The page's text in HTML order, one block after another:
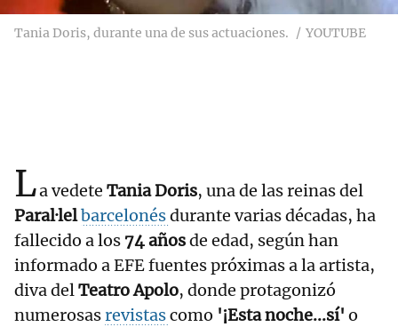
Tania Doris, durante una de sus actuaciones. YOUTUBE
La vedete Tania Doris, una de las reinas del
Paral·lelbarcelonésdurante varias décadas, ha
fallecido a los 74 añosde edad, según han
informado a EFE fuentes próximas a la artista,
diva delTeatro Apolo, donde protagonizó
numerosasrevistascomo '¡Esta noche...sí' o